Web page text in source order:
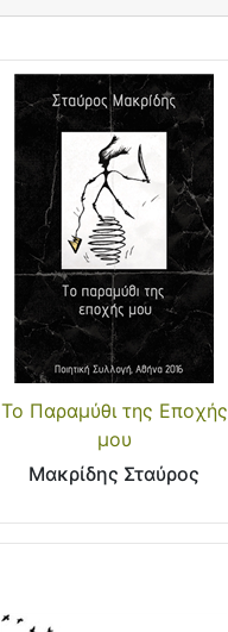
Το Παραμύθι της Εποχής
μου
Μακρίδης Σταύρος